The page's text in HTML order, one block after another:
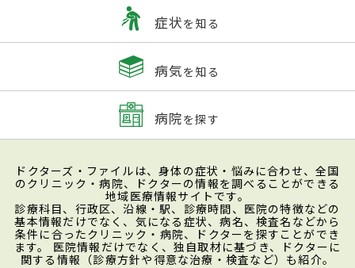
症状を知る
病気を知る
病院を探す
ドクターズ・ファイルは、身体の症状・悩みに合わせ、全国
のクリニック・病院、ドクターの情報を調べることができる
地域医療情報サイトです。
診療科目、行政区、沿線・駅、診療時間、医院の特徴などの
基本情報だけでなく、気になる症状、病名、検査名などから
条件に合ったクリニック・病院、ドクターを探すことができ
ます。 医院情報だけでなく、独自取材に基づき、ドクターに
関する情報（診療方針や得意な治療・検査など）も紹介。